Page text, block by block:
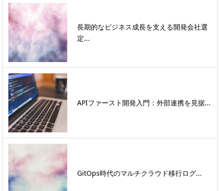
長期的なビジネス成長を支える開発会社選
定...
APIファースト開発入門：外部連携を見据...
GitOps時代のマルチクラウド移行ログ...